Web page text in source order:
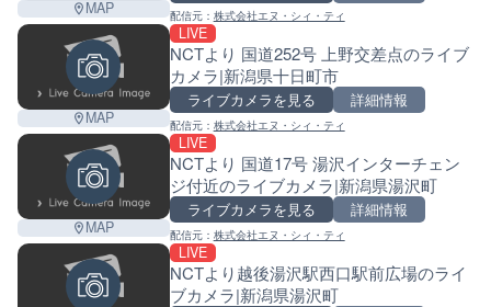
MAP 配信元： 株式会社エヌ・シィ・ティ
MAP
LIVE
NCTより 国道252号 上野交差点のライブ
カメラ|新潟県十日町市
ライブカメラを見る 詳細情報
配信元： 株式会社エヌ・シィ・ティ
MAP
LIVE
NCTより 国道17号 湯沢インターチェン
ジ付近のライブカメラ|新潟県湯沢町
ライブカメラを見る 詳細情報
配信元： 株式会社エヌ・シィ・ティ
LIVE
NCTより越後湯沢駅西口駅前広場のライ
ブカメラ|新潟県湯沢町